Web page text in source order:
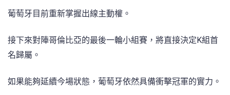
葡萄牙目前重新掌握出線主動權。
接下來對陣哥倫比亞的最後一輪小組賽，將直接決定K組首
名歸屬。
如果能夠延續今場狀態，葡萄牙依然具備衝擊冠軍的實力。